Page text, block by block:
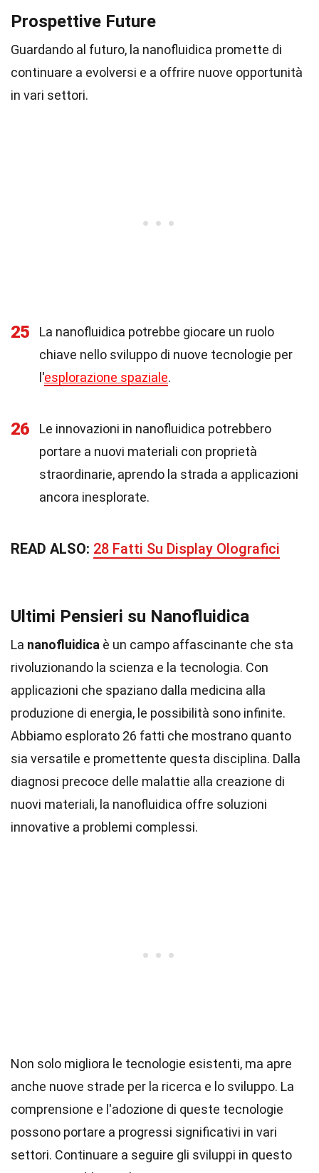
Prospettive Future
Guardando al futuro, la nanofluidica promette di
continuare a evolversi e a offrire nuove opportunità
in vari settori.
25
La nanofluidica potrebbe giocare un ruolo
chiave nello sviluppo di nuove tecnologie per
l'esplorazione spaziale.
26
Le innovazioni in nanofluidica potrebbero
portare a nuovi materiali con proprietà
straordinarie, aprendo la strada a applicazioni
ancora inesplorate.
READ ALSO: 28 Fatti Su Display Olografici
Ultimi Pensieri su Nanofluidica
La nanofluidica è un campo affascinante che sta
rivoluzionando la scienza e la tecnologia. Con
applicazioni che spaziano dalla medicina alla
produzione di energia, le possibilità sono infinite.
Abbiamo esplorato 26 fatti che mostrano quanto
sia versatile e promettente questa disciplina. Dalla
diagnosi precoce delle malattie alla creazione di
nuovi materiali, la nanofluidica offre soluzioni
innovative a problemi complessi.
Non solo migliora le tecnologie esistenti, ma apre
anche nuove strade per la ricerca e lo sviluppo. La
comprensione e l'adozione di queste tecnologie
possono portare a progressi significativi in vari
settori. Continuare a seguire gli sviluppi in questo